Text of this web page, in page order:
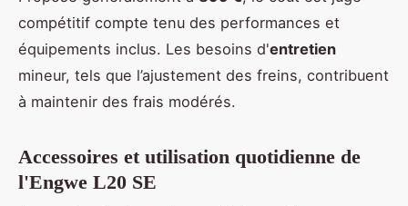
compétitif compte tenu des performances et
équipements inclus. Les besoins d'entretien
mineur, tels que l’ajustement des freins, contribuent
à maintenir des frais modérés.
Accessoires et utilisation quotidienne de
l'Engwe L20 SE